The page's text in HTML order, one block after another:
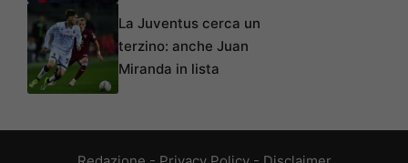
La Juventus cerca un
terzino: anche Juan
Miranda in lista